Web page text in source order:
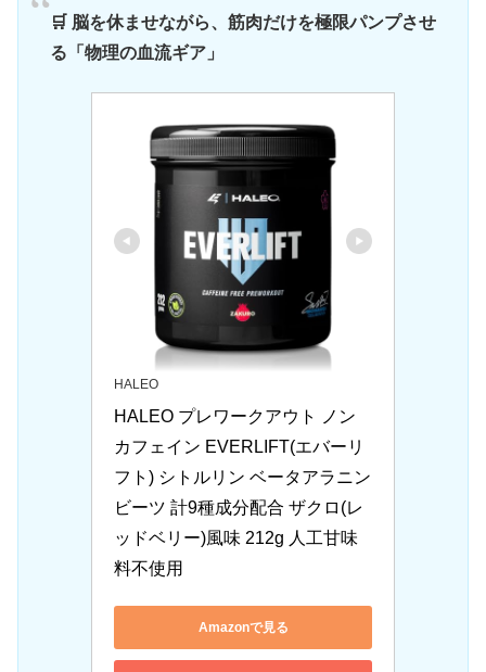
🛒 脳を休ませながら、筋肉だけを極限パンプさせ
る「物理の血流ギア」
HALEO
HALEO プレワークアウト ノン
カフェイン EVERLIFT(エバーリ
フト) シトルリン ベータアラニン
ビーツ 計9種成分配合 ザクロ(レ
ッドベリー)風味 212g 人工甘味
料不使用
Amazonで見る